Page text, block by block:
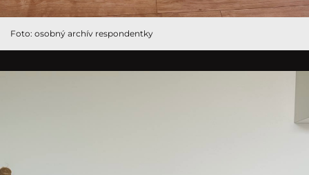
Foto: osobný archív respondentky